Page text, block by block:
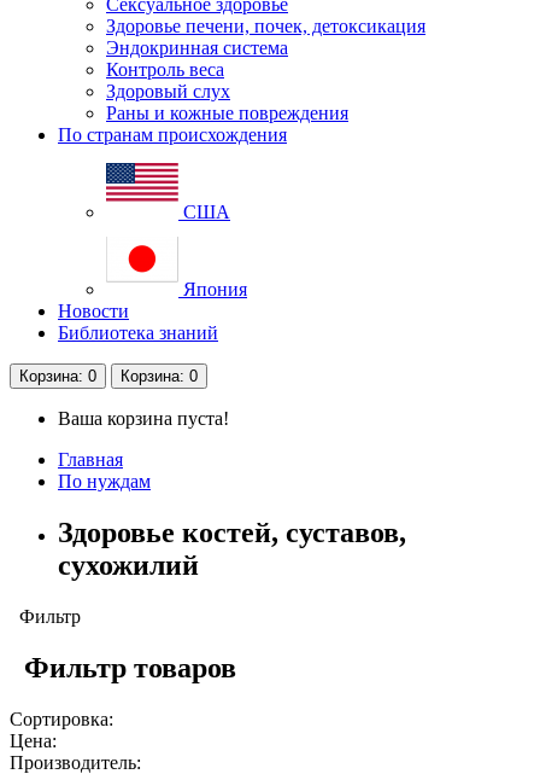
Сексуальное здоровье
Здоровье печени, почек, детоксикация
Эндокринная система
Контроль веса
Здоровый слух
Раны и кожные повреждения
По странам происхождения
США
Япония
Новости
Библиотека знаний
Корзина: 0 Корзина: 0
Ваша корзина пуста!
Главная
По нуждам
Здоровье костей, суставов,
сухожилий
Фильтр
Фильтр товаров
Сортировка:
Цена:
Производитель: